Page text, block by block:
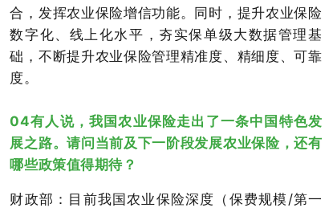
合，发挥农业保险增信功能。同时，提升农业保险
数字化、线上化水平，夯实保单级大数据管理基
础，不断提升农业保险管理精准度、精细度、可靠
度。
04有人说，我国农业保险走出了一条中国特色发
展之路。请问当前及下一阶段发展农业保险，还有
哪些政策值得期待？
财政部：目前我国农业保险深度（保费规模/第一